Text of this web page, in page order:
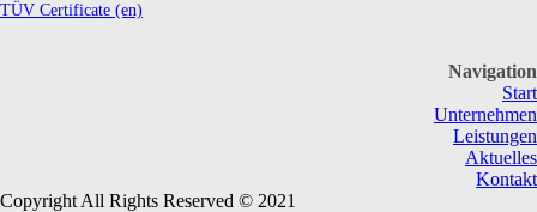
TÜV Certificate (en)
Navigation
Start
Unternehmen
Leistungen
Aktuelles
Kontakt
Copyright All Rights Reserved © 2021